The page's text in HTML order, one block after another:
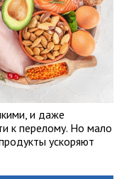
и даже
к перелому. Но мало
ускоряют